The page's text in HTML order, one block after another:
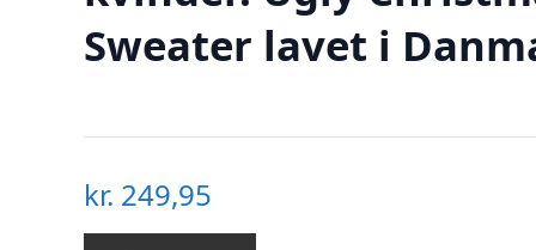
Sweater lavet i
kr. 249,95